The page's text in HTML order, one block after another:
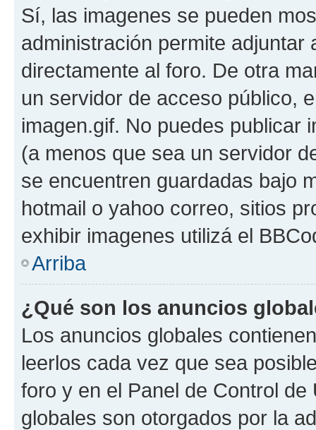
Sí, las imagenes se pueden
administración permite
directamente al foro. De otra
un servidor de acceso público,
imagen.gif. No puedes publicar
(a menos que sea un servidor
se encuentren guardadas bajo
hotmail o yahoo correo, sitios
exhibir imagenes utilizá el
Arriba
¿Qué son los anuncios
Los anuncios globales
leerlos cada vez que sea
foro y en el Panel de Control
globales son otorgados por la